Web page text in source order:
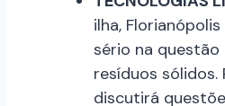
ilha,
sério na
resíduos sólidos.
discutirá